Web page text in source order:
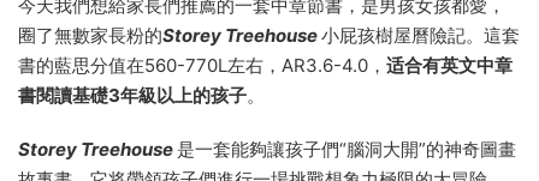
今天我們想給家長們推薦的一套中章節書，是男孩女孩都愛，
圈了無數家長粉的Storey Treehouse小屁孩樹屋曆險記。這套
書的藍思分值在560-770L左右，AR3.6-4.0， 适合有英文中章
書閱讀基礎3年級以上的孩子。
Storey Treehouse 是一套能夠讓孩子們“腦洞大開”的神奇圖畫